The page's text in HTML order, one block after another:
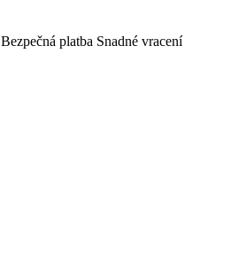
Bezpečná platba Snadné vracení